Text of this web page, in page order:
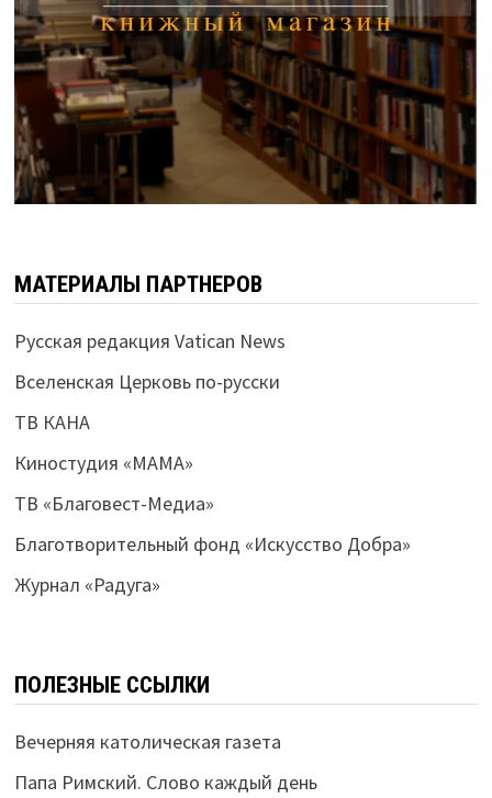
МАТЕРИАЛЫ ПАРТНЕРОВ
Русская редакция Vatican News
Вселенская Церковь по-русски
ТВ КАНА
Киностудия «МАМА»
ТВ «Благовест-Медиа»
Благотворительный фонд «Искусство Добра»
Журнал «Радуга»
ПОЛЕЗНЫЕ ССЫЛКИ
Вечерняя католическая газета
Папа Римский. Слово каждый день